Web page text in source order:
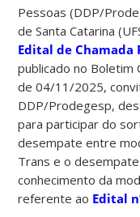
Pessoas (DDP/
de Santa Catarina
Edital de Chamada
publicado no Boletim
de 04/11/2025,
DDP/Prodegesp,
para participar do
desempate entre
Trans e o
conhecimento da
referente ao Edital